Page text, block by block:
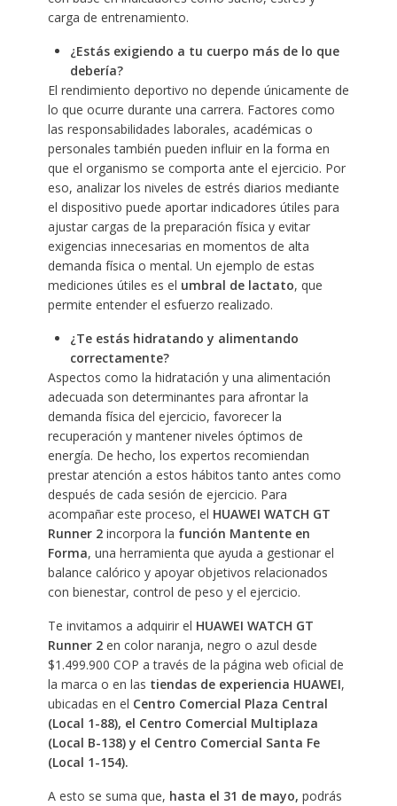
carga de entrenamiento.
¿Estás exigiendo a tu cuerpo más de lo que
debería?
El rendimiento deportivo no depende únicamente de
lo que ocurre durante una carrera. Factores como
las responsabilidades laborales, académicas o
personales también pueden influir en la forma en
que el organismo se comporta ante el ejercicio. Por
eso, analizar los niveles de estrés diarios mediante
el dispositivo puede aportar indicadores útiles para
ajustar cargas de la preparación física y evitar
exigencias innecesarias en momentos de alta
demanda física o mental. Un ejemplo de estas
mediciones útiles es el umbral de lactato, que
permite entender el esfuerzo realizado.
¿Te estás hidratando y alimentando
correctamente?
Aspectos como la hidratación y una alimentación
adecuada son determinantes para afrontar la
demanda física del ejercicio, favorecer la
recuperación y mantener niveles óptimos de
energía. De hecho, los expertos recomiendan
prestar atención a estos hábitos tanto antes como
después de cada sesión de ejercicio. Para
acompañar este proceso, el HUAWEI WATCH GT
Runner 2 incorpora la función Mantente en
Forma, una herramienta que ayuda a gestionar el
balance calórico y apoyar objetivos relacionados
con bienestar, control de peso y el ejercicio.
Te invitamos a adquirir el HUAWEI WATCH GT
Runner 2en color naranja, negro o azul desde
$1.499.900 COP a través de la página web oficial de
la marca o en las tiendas de experiencia HUAWEI,
ubicadas en el Centro Comercial Plaza Central
(Local 1-88), el Centro Comercial Multiplaza
(Local B-138) y el Centro Comercial Santa Fe
(Local 1-154).
A esto se suma que, hasta el 31 de mayo, podrás